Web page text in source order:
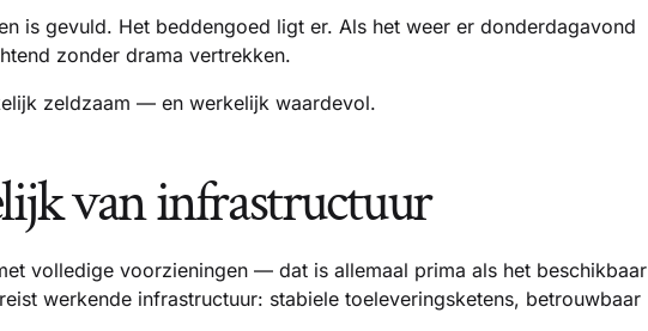
is gevuld. Het beddengoed ligt er. Als het weer er donderdagavond
zonder drama vertrekken.
zeldzaam — en werkelijk waardevol.
van infrastructuur
volledige voorzieningen — dat is allemaal prima als het beschikbaar
werkende infrastructuur: stabiele toeleveringsketens, betrouwbaar